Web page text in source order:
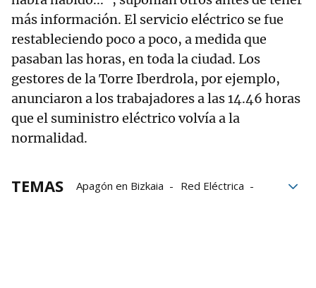
más información. El servicio eléctrico se fue
restableciendo poco a poco, a medida que
pasaban las horas, en toda la ciudad. Los
gestores de la Torre Iberdrola, por ejemplo,
anunciaron a los trabajadores a las 14.46 horas
que el suministro eléctrico volvía a la
normalidad.
TEMAS Apagón en Bizkaia
Red Eléctrica